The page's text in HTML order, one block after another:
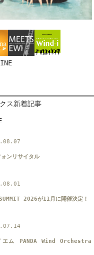
ス新着記事
ンリサイタル
2026が11月に開催決定！
エム PANDA Wind Orchestra